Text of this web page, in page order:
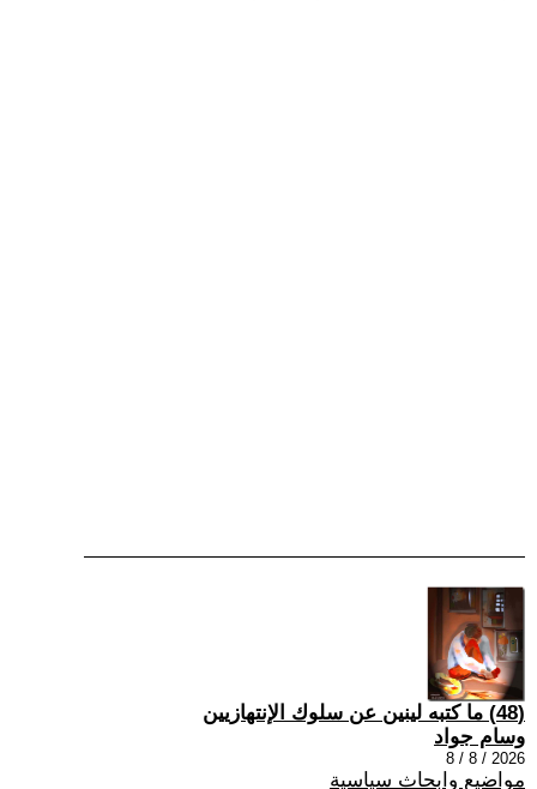
(48) ما كتبه لينين عن سلوك الإنتهازيين
وسام جواد
2026 / 8 / 8
مواضيع وابحاث سياسية